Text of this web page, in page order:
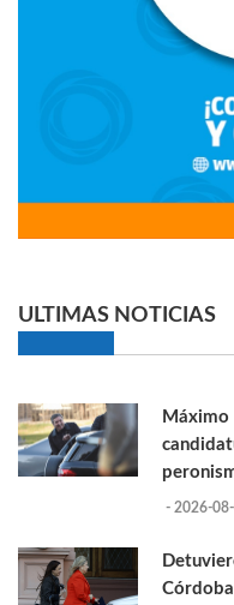
ULTIMAS NOTICIAS
Máximo
- 2026-